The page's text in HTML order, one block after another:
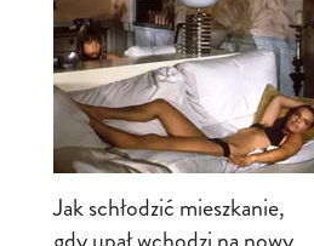
Jak schłodzić mieszkanie,